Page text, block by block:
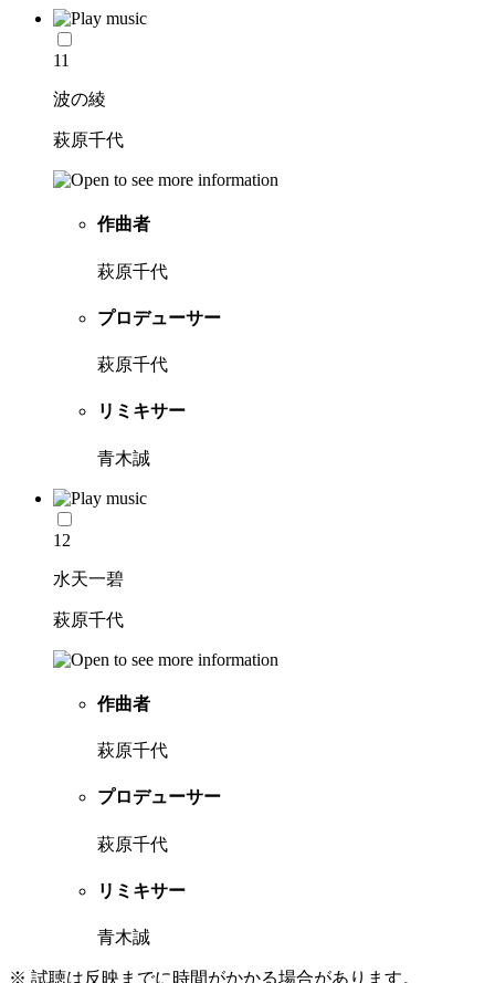
11
波の綾
萩原千代
作曲者
萩原千代
プロデューサー
萩原千代
リミキサー
青木誠
12
水天一碧
萩原千代
作曲者
萩原千代
プロデューサー
萩原千代
リミキサー
青木誠
※ 試聴は反映までに時間がかかる場合があります。